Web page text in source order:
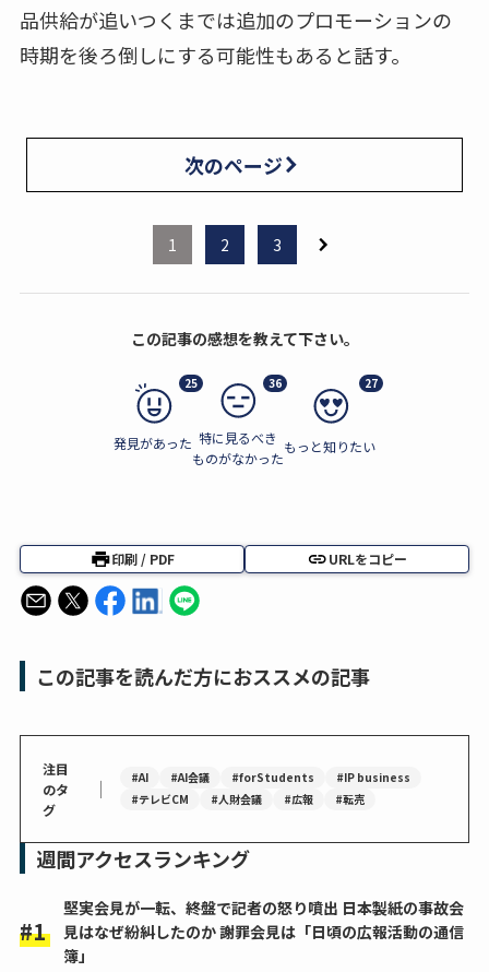
品供給が追いつくまでは追加のプロモーションの
時期を後ろ倒しにする可能性もあると話す。
次のページ
1 2 3
この記事の感想を教えて下さい。
25
発見があった
36
特に見るべき
ものがなかった
27
もっと知りたい
印刷 / PDF URLをコピー
この記事を読んだ方におススメの記事
注目
のタ
グ
｜ #AI #AI会議 #forStudents
#IP business
#テレビCM
#人財会議 #広報 #転売
週間アクセスランキング
堅実会見が一転、終盤で記者の怒り噴出 日本製紙の事故会
見はなぜ紛糾したのか 謝罪会見は「日頃の広報活動の通信
簿」